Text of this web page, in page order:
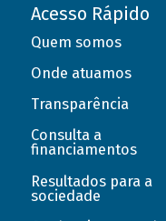
Acesso Rápido
Quem somos
Onde atuamos
Transparência
Consulta a
financiamentos
Resultados para a
sociedade